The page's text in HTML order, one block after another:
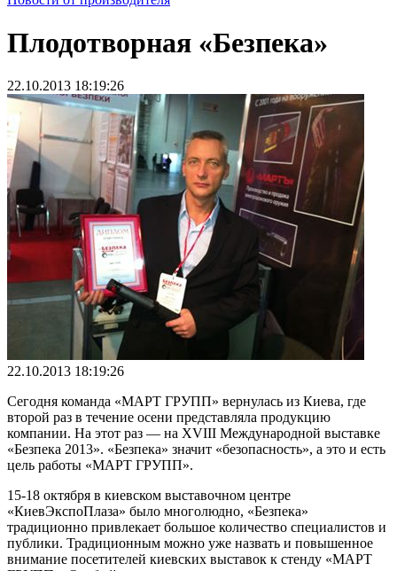
Плодотворная «Безпека»
22.10.2013 18:19:26
22.10.2013 18:19:26
Сегодня команда «МАРТ ГРУПП» вернулась из Киева, где
второй раз в течение осени представляла продукцию
компании. На этот раз — на XVIII Международной выставке
«Безпека 2013». «Безпека» значит «безопасность», а это и есть
цель работы «МАРТ ГРУПП».
15-18 октября в киевском выставочном центре
«КиевЭкспоПлаза» было многолюдно, «Безпека»
традиционно привлекает большое количество специалистов и
публики. Традиционным можно уже назвать и повышенное
внимание посетителей киевских выставок к стенду «МАРТ